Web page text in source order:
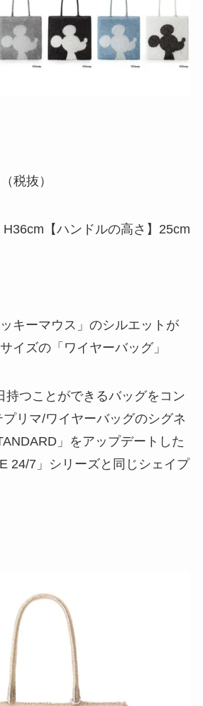
税抜）
【ハンドルの高さ】25cm
キーマウス」のシルエットが
イズの「ワイヤーバッグ」
持つことができるバッグをコン
リマ/ワイヤーバッグのシグネ
」をアップデートした
24/7」シリーズと同じシェイプ